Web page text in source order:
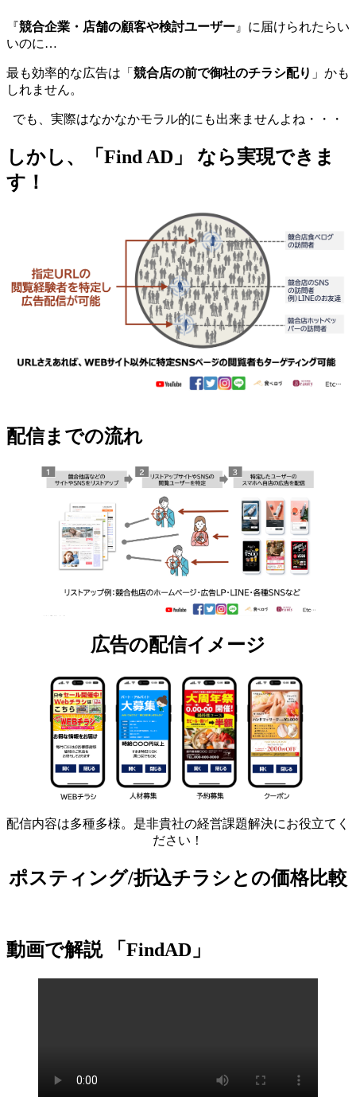
『競合企業・店舗の顧客や検討ユーザー 』に届けられたらい
いのに…
最も効率的な広告は「 競合店の前で御社のチラシ配り 」かも
しれません。
でも、実際はなかなかモラル的にも出来ませんよね・・・
しかし、「Find AD」 なら実現できま
す！
配信までの流れ
広告の配信イメージ
配信内容は多種多様。是非貴社の経営課題解決にお役立てく
ださい！
ポスティング/折込チラシとの価格比較
動画で解説 「FindAD」